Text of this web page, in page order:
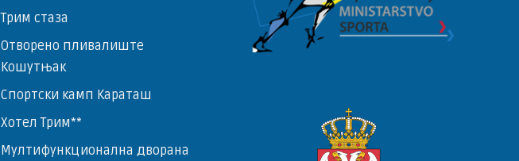
Трим стаза
Отворено пливалиште
Кошутњак
Спортски камп Караташ
Хотел Трим**
Мултифункционална дворана